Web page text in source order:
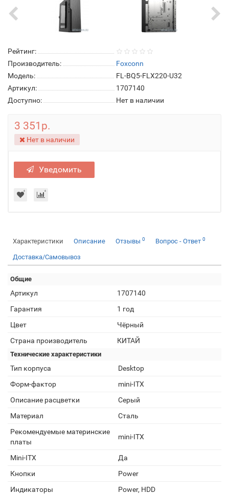
Рейтинг:
Производитель:
Foxconn
Модель:
FL-BQ5-FLX220-U32
Артикул:
1707140
Доступно:
Нет в наличии
3 351р.
Нет в наличии
Уведомить
Характеристики Описание Отзывы 0 Вопрос - Ответ 0
Доставка/Самовывоз
Общие
Артикул
1707140
Гарантия
1 год
Цвет
Чёрный
Страна производитель
КИТАЙ
Технические характеристики
Тип корпуса
Desktop
Форм-фактор
mini-ITX
Описание расцветки
Серый
Материал
Сталь
Рекомендуемые материнские
платы
mini-ITX
Mini-ITX
Да
Кнопки
Power
Индикаторы
Power, HDD